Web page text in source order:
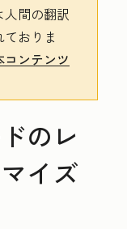
間の翻訳
おりま
コンテンツ
のレ
イズ